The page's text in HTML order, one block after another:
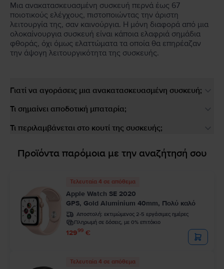
Μια ανακατασκευασμένη συσκευή περνά έως 67
ποιοτικούς ελέγχους, πιστοποιώντας την άριστη
λειτουργία της, σαν καινούργια. Η μόνη διαφορά από μια
ολοκαίνουργια συσκευή είναι κάποια ελαφριά σημάδια
φθοράς, όχι όμως ελαττώματα τα οποία θα επηρέαζαν
την άψογη λειτουργικότητα της συσκευής.
Γιατί να αγοράσεις μια ανακατασκευασμένη συσκευή;
Τι σημαίνει αποδοτική μπαταρία;
Τι περιλαμβάνεται στο κουτί της συσκευής;
Προϊόντα παρόμοια με την αναζήτησή σου
Τελευταία 4 σε απόθεμα
Apple Watch SE 2020
GPS, Gold Aluminium 40mm, Πολύ καλό
Αποστολή: εκτιμώμενος 2-5 εργάσιμες ημέρες
Πληρωμή σε δόσεις, με 0% επιτόκιο
12999 €
Τελευταία 4 σε απόθεμα